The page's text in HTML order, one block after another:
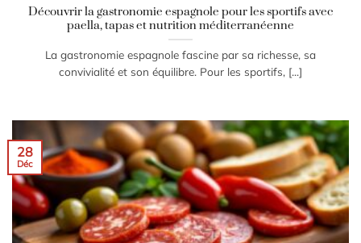
Découvrir la gastronomie espagnole pour les sportifs avec
paella, tapas et nutrition méditerranéenne
La gastronomie espagnole fascine par sa richesse, sa
convivialité et son équilibre. Pour les sportifs, [...]
28
Déc